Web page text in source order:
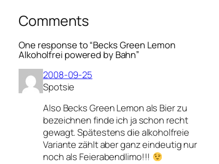
Comments
One response to “Becks Green Lemon
Alkoholfrei powered by Bahn”
2008-09-25
Spotsie
Also Becks Green Lemon als Bier zu
bezeichnen finde ich ja schon recht
gewagt. Spätestens die alkoholfreie
Variante zählt aber ganz eindeutig nur
noch als Feierabendlimo!!!